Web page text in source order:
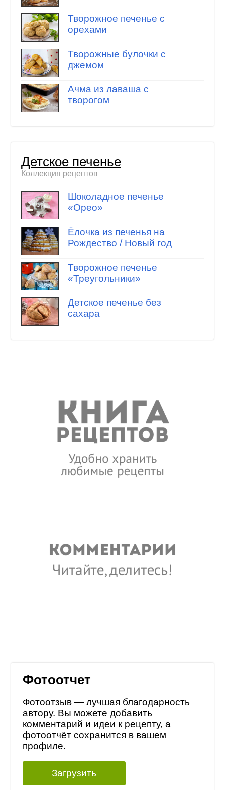
Творожное печенье с
орехами
Творожные булочки с
джемом
Ачма из лаваша с
творогом
Детское печенье
Коллекция рецептов
Шоколадное печенье
«Орео»
Ёлочка из печенья на
Рождество / Новый год
Творожное печенье
«Треугольники»
Детское печенье без
сахара
Фотоотчет
Фотоотзыв — лучшая благодарность
автору. Вы можете добавить
комментарий и идеи к рецепту, а
фотоотчёт сохранится в вашем
профиле.
Загрузить